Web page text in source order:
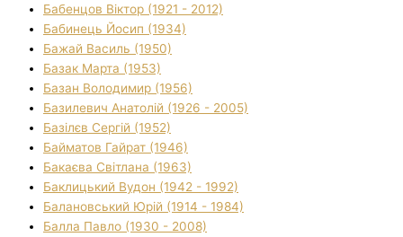
Бабенцов Віктор (1921 - 2012)
Бабинець Йосип (1934)
Бажай Василь (1950)
Базак Марта (1953)
Базан Володимир (1956)
Базилевич Анатолій (1926 - 2005)
Базілєв Сергій (1952)
Байматов Гайрат (1946)
Бакаєва Світлана (1963)
Баклицький Вудон (1942 - 1992)
Балановський Юрій (1914 - 1984)
Балла Павло (1930 - 2008)